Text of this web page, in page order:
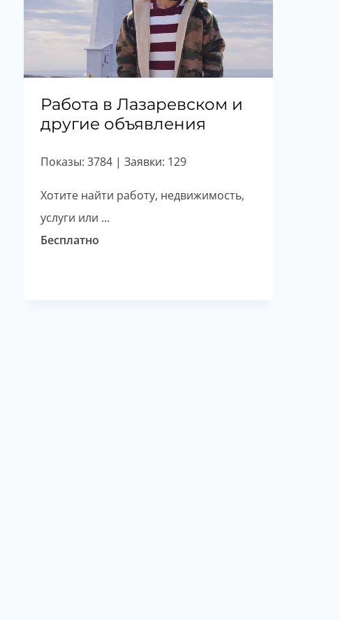
Работа в Лазаревском и
другие объявления
Показы: 3784 | Заявки: 129
Хотите найти работу, недвижимость,
услуги или ...
Бесплатно